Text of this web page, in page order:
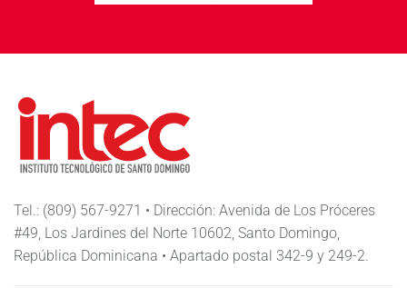
Tel.: (809) 567-9271 • Dirección: Avenida de Los Próceres
#49, Los Jardines del Norte 10602, Santo Domingo,
República Dominicana • Apartado postal 342-9 y 249-2.